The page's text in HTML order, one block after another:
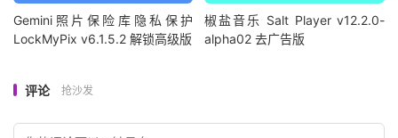
Gemini照片保险库隐私保护
LockMyPix v6.1.5.2 解锁高级版
椒盐音乐 Salt Player v12.2.0-
alpha02 去广告版
评论 抢沙发